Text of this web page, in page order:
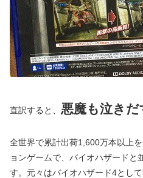
直訳すると、 悪魔も泣きだ
全世界で累計出荷1,600万本以上
ョンゲームで、バイオハザードと
す。元々はバイオハザード4とし